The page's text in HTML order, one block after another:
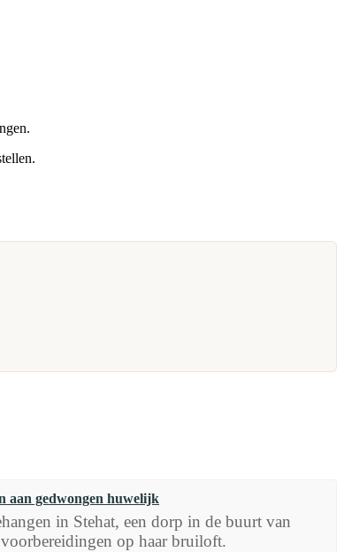
aan gedwongen huwelijk
in Stehat, een dorp in de buurt van
op haar bruiloft.